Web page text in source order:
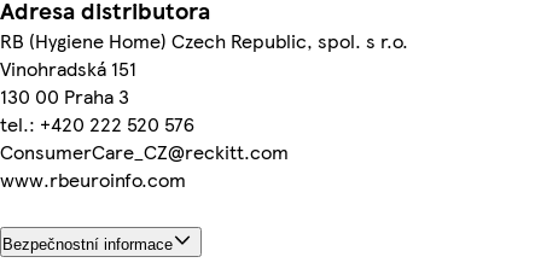
Adresa distributora
RB (Hygiene Home) Czech Republic, spol. s r.o.
Vinohradská 151
130 00 Praha 3
tel.: +420 222 520 576
ConsumerCare_CZ@reckitt.com
www.rbeuroinfo.com
Bezpečnostní informace